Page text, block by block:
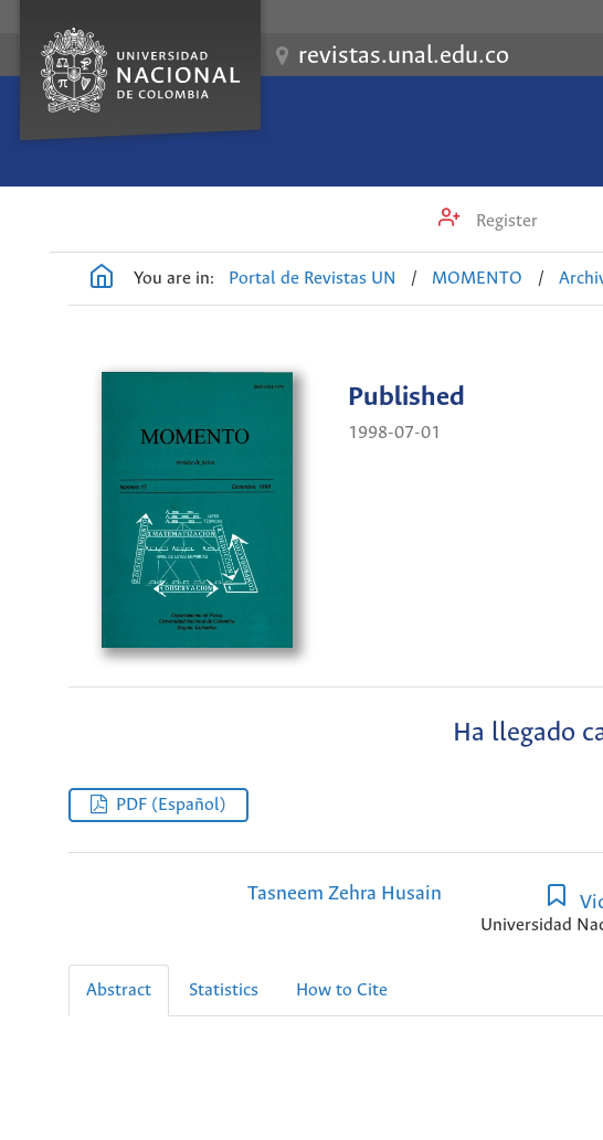
revistas.unal.edu.co
Register
You are in: Portal de Revistas UN / MOMENTO /
Published
1998-07-01
Ha llegado
PDF (Español)
Tasneem Zehra Husain
Universidad
Abstract Statistics How to Cite